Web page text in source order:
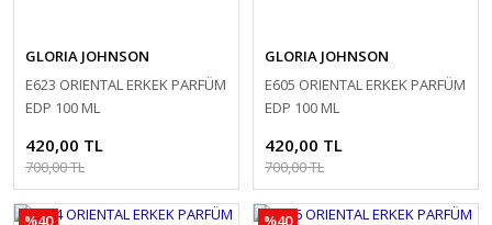
GLORIA JOHNSON
E623 ORIENTAL ERKEK PARFÜM
EDP 100 ML
420,00 TL
700,00 TL
GLORIA JOHNSON
E605 ORIENTAL ERKEK PARFÜM
EDP 100 ML
420,00 TL
700,00 TL
%40 %40